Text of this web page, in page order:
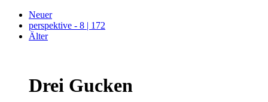
Neuer
perspektive - 8 | 172
Älter
Drei Gucken